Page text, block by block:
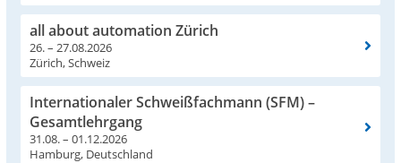
all about automation Zürich
26. – 27.08.2026
Zürich, Schweiz
Internationaler Schweißfachmann (SFM) –
Gesamtlehrgang
31.08. – 01.12.2026
Hamburg, Deutschland